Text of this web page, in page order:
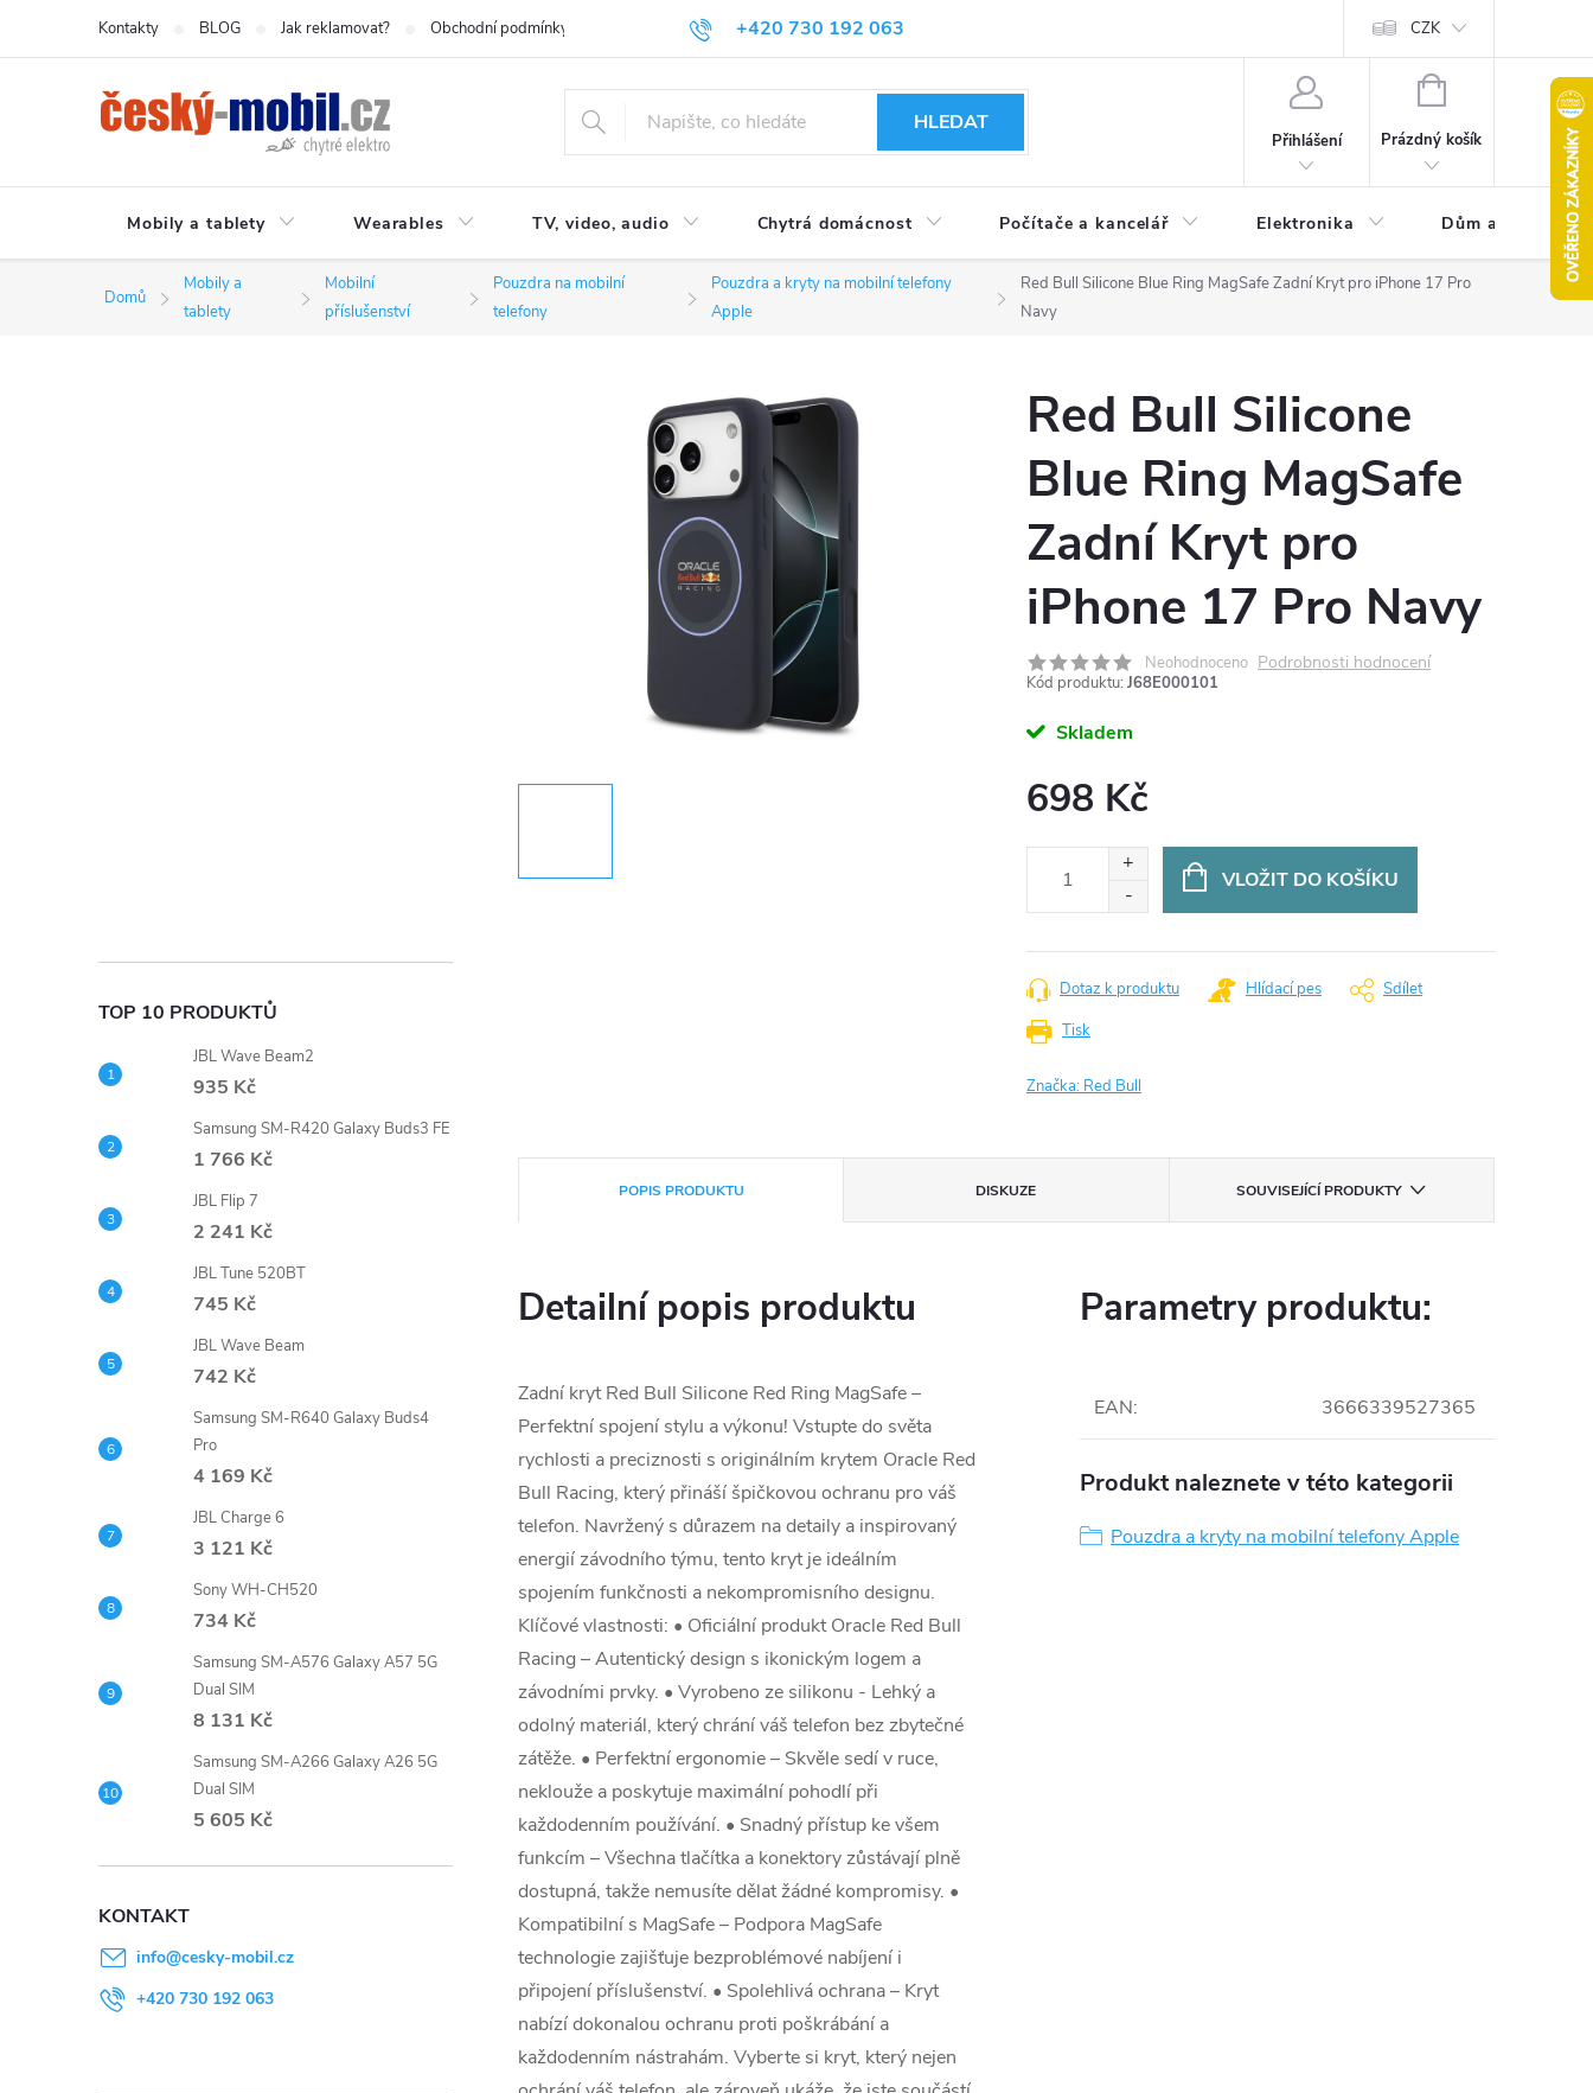
+420 730 192 063
Kontakty BLOG Jak reklamovat? Obchodní podmínky Podmínky ochrany osobních údajů CZK
HLEDAT
Přihlášení
NÁKUPNÍ
Prázdný košík
Mobily a tablety Wearables TV, video, audio Chytrá domácnost Počítače a kancelář Elektronika Dům a zahrada
Domů
Mobily a
tablety
Mobilní
příslušenství
Pouzdra na mobilní
telefony
Pouzdra a kryty na mobilní telefony
Apple
Red Bull Silicone Blue Ring MagSafe Zadní Kryt pro iPhone 17 Pro
Navy
p
a
n
e
TOP 10 PRODUKTŮ
JBL Wave Beam2
935 Kč
Samsung SM-R420 Galaxy Buds3 FE
1 766 Kč
JBL Flip 7
2 241 Kč
JBL Tune 520BT
745 Kč
JBL Wave Beam
742 Kč
Samsung SM-R640 Galaxy Buds4
Pro
4 169 Kč
JBL Charge 6
3 121 Kč
Sony WH-CH520
734 Kč
Samsung SM-A576 Galaxy A57 5G
Dual SIM
8 131 Kč
Samsung SM-A266 Galaxy A26 5G
Dual SIM
5 605 Kč
KONTAKT
info@cesky-mobil.cz
+420 730 192 063
Red Bull Silicone
Blue Ring MagSafe
Zadní Kryt pro
iPhone 17 Pro Navy
Neohodnoceno Podrobnosti hodnocení
Kód produktu: J68E000101
Skladem
698 Kč
VLOŽIT DO KOŠÍKU
Tisk
Dotaz k produktu Hlídací pes Sdílet
Značka: Red Bull
POPIS PRODUKTU DISKUZE SOUVISEJÍCÍ PRODUKTY
Detailní popis produktu
Zadní kryt Red Bull Silicone Red Ring MagSafe –
Perfektní spojení stylu a výkonu! Vstupte do světa
rychlosti a preciznosti s originálním krytem Oracle Red
Bull Racing, který přináší špičkovou ochranu pro váš
telefon. Navržený s důrazem na detaily a inspirovaný
energií závodního týmu, tento kryt je ideálním
spojením funkčnosti a nekompromisního designu.
Klíčové vlastnosti: • Oficiální produkt Oracle Red Bull
Racing – Autentický design s ikonickým logem a
závodními prvky. • Vyrobeno ze silikonu - Lehký a
odolný materiál, který chrání váš telefon bez zbytečné
zátěže. • Perfektní ergonomie – Skvěle sedí v ruce,
neklouže a poskytuje maximální pohodlí při
každodenním používání. • Snadný přístup ke všem
funkcím – Všechna tlačítka a konektory zůstávají plně
dostupná, takže nemusíte dělat žádné kompromisy. •
Kompatibilní s MagSafe – Podpora MagSafe
technologie zajišťuje bezproblémové nabíjení i
připojení příslušenství. • Spolehlivá ochrana – Kryt
nabízí dokonalou ochranu proti poškrábání a
každodenním nástrahám. Vyberte si kryt, který nejen
Parametry produktu:
EAN: 3666339527365
Produkt naleznete v této kategorii
Pouzdra a kryty na mobilní telefony Apple